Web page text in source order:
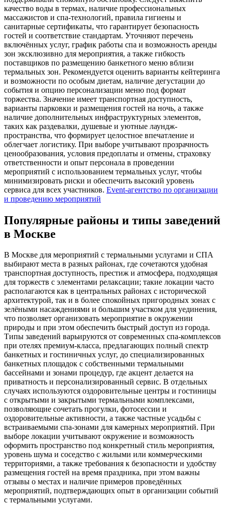
качество воды в термах, наличие профессиональных
массажистов и спа-технологий, правила гигиены и
санитарные сертификаты, что гарантирует безопасность
гостей и соответствие стандартам. Уточняют перечень
включённых услуг, график работы спа и возможность аренды
зон эксклюзивно для мероприятия, а также гибкость
поставщиков по размещению банкетного меню вблизи
термальных зон. Рекомендуется оценить варианты кейтеринга
и возможности по особым диетам, наличие дегустации до
события и опцию персонализации меню под формат
торжества. Значение имеет транспортная доступность,
варианты парковки и размещения гостей на ночь, а также
наличие дополнительных инфраструктурных элементов,
таких как раздевалки, душевые и уютные лаундж-
пространства, что формирует целостное впечатление и
облегчает логистику. При выборе учитывают прозрачность
ценообразования, условия предоплаты и отмены, страховку
ответственности и опыт персонала в проведении
мероприятий с использованием термальных услуг, чтобы
минимизировать риски и обеспечить высокий уровень
сервиса для всех участников. Event-агентство по организации
и проведению мероприятий
Популярные районы и типы заведений
в Москве
В Москве для мероприятий с термальными услугами и СПА
выбирают места в разных районах, где сочетаются удобная
транспортная доступность, престиж и атмосфера, подходящая
для торжеств с элементами релаксации; такие локации часто
располагаются как в центральных районах с исторической
архитектурой, так и в более спокойных пригородных зонах с
зелёными насаждениями и большим участком для уединения,
что позволяет организовать мероприятие в окружении
природы и при этом обеспечить быстрый доступ из города.
Типы заведений варьируются от современных спа-комплексов
при отелях премиум-класса, предлагающих полный спектр
банкетных и гостиничных услуг, до специализированных
банкетных площадок с собственными термальными
бассейнами и зонами процедур, где акцент делается на
приватность и персонализированный сервис. В отдельных
случаях используются оздоровительные центры и гостиницы
с открытыми и закрытыми термальными комплексами,
позволяющие сочетать прогулки, фотосессии и
оздоровительные активности, а также частные усадьбы с
встраиваемыми спа-зонами для камерных мероприятий. При
выборе локации учитывают окружение и возможность
оформить пространство под конкретный стиль мероприятия,
уровень шума и соседство с жилыми или коммерческими
территориями, а также требования к безопасности и удобству
размещения гостей на время праздника, при этом важны
отзывы о местах и наличие примеров проведённых
мероприятий, подтверждающих опыт в организации событий
с термальными услугами.